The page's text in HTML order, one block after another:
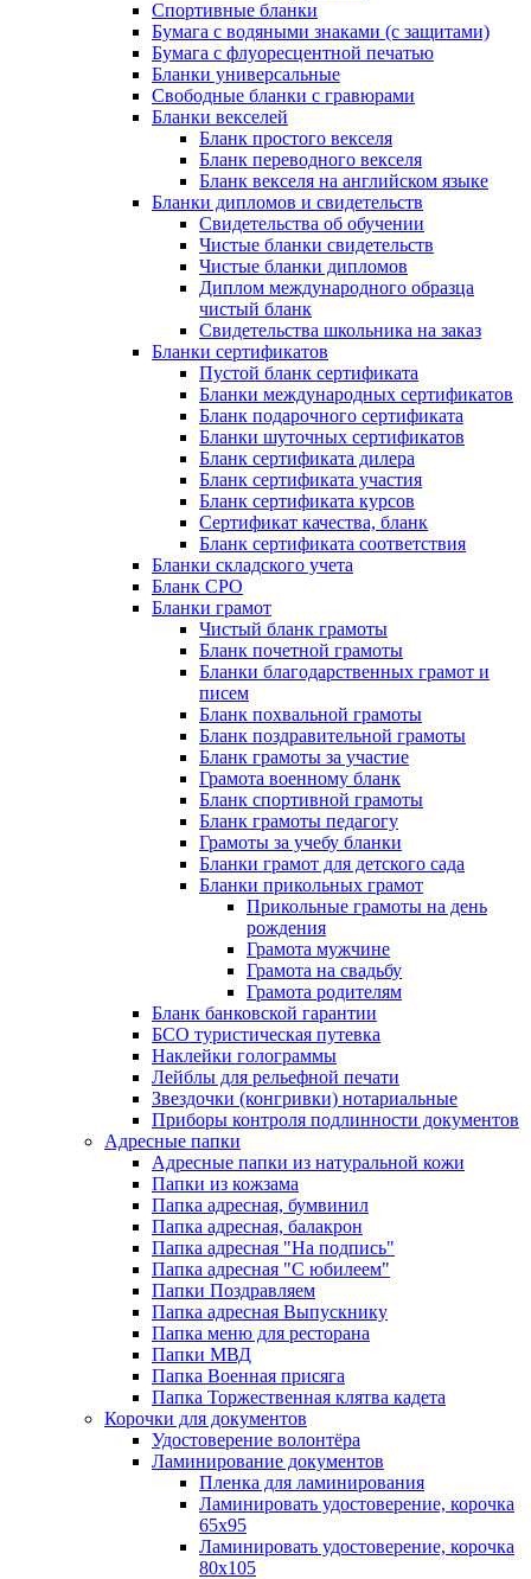
Спортивные бланки
Бумага с водяными знаками (с защитами)
Бумага с флуоресцентной печатью
Бланки универсальные
Свободные бланки с гравюрами
Бланки векселей
Бланк простого векселя
Бланк переводного векселя
Бланк векселя на английском языке
Бланки дипломов и свидетельств
Свидетельства об обучении
Чистые бланки свидетельств
Чистые бланки дипломов
Диплом международного образца
чистый бланк
Свидетельства школьника на заказ
Бланки сертификатов
Пустой бланк сертификата
Бланки международных сертификатов
Бланк подарочного сертификата
Бланки шуточных сертификатов
Бланк сертификата дилера
Бланк сертификата участия
Бланк сертификата курсов
Сертификат качества, бланк
Бланк сертификата соответствия
Бланки складского учета
Бланк СРО
Бланки грамот
Чистый бланк грамоты
Бланк почетной грамоты
Бланки благодарственных грамот и
писем
Бланк похвальной грамоты
Бланк поздравительной грамоты
Бланк грамоты за участие
Грамота военному бланк
Бланк спортивной грамоты
Бланк грамоты педагогу
Грамоты за учебу бланки
Бланки грамот для детского сада
Бланки прикольных грамот
Прикольные грамоты на день
рождения
Грамота мужчине
Грамота на свадьбу
Грамота родителям
Бланк банковской гарантии
БСО туристическая путевка
Наклейки голограммы
Лейблы для рельефной печати
Звездочки (конгривки) нотариальные
Приборы контроля подлинности документов
Адресные папки
Адресные папки из натуральной кожи
Папки из кожзама
Папка адресная, бумвинил
Папка адресная, балакрон
Папка адресная "На подпись"
Папка адресная "C юбилеем"
Папки Поздравляем
Папка адресная Выпускнику
Папка меню для ресторана
Папки МВД
Папка Военная присяга
Папка Торжественная клятва кадета
Корочки для документов
Удостоверение волонтёра
Ламинирование документов
Пленка для ламинирования
Ламинировать удостоверение, корочка
65х95
Ламинировать удостоверение, корочка
80х105